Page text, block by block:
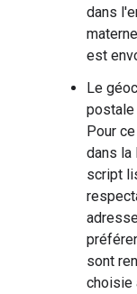
dans
est
Le
postale
Pour
dans la
script
sont
choisie